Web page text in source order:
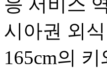
시아권 외
165cm의